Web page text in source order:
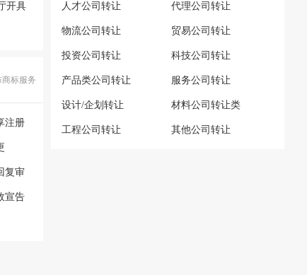
开具
商标服务
注册
复审
宣告
人才公司转让 代理公司转让
物流公司转让 贸易公司转让
投资公司转让 科技公司转让
产品类公司转让 服务公司转让
设计/企划转让 材料公司转让类
工程公司转让 其他公司转让